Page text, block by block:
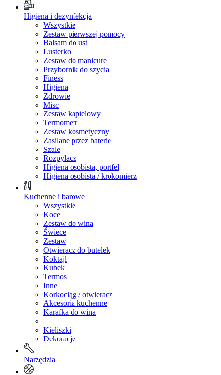
Higiena i dezynfekcja
Wszystkie
Zestaw pierwszej pomocy
Balsam do ust
Lusterko
Zestaw do manicure
Przybornik do szycia
Finess
Higiena
Zdrowie
Misc
Zestaw kapielowy
Termometr
Zestaw kosmetyczny
Zasilane przez baterie
Szale
Rozpylacz
Higiena osobista, portfel
Higiena osobista / krokomierz
Kuchenne i barowe
Wszystkie
Koce
Zestaw do wina
Świece
Zestaw
Otwieracz do butelek
Koktajl
Kubek
Termos
Inne
Korkociąg / otwieracz
Akcesoria kuchenne
Karafka do wina
Kieliszki
Dekoracje
Narzędzia